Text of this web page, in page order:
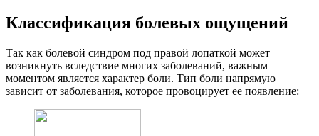
Классификация болевых ощущений
Так как болевой синдром под правой лопаткой может
возникнуть вследствие многих заболеваний, важным
моментом является характер боли. Тип боли напрямую
зависит от заболевания, которое провоцирует ее появление: